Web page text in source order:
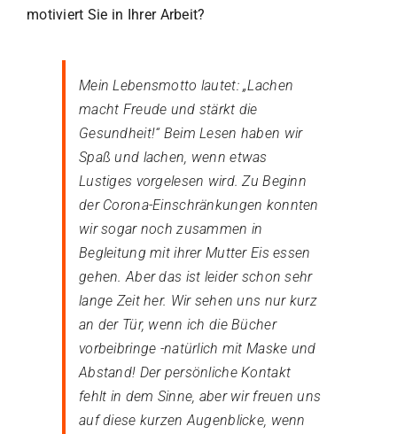
motiviert Sie in Ihrer Arbeit?
Mein Lebensmotto lautet: „Lachen
macht Freude und stärkt die
Gesundheit!“ Beim Lesen haben wir
Spaß und lachen, wenn etwas
Lustiges vorgelesen wird. Zu Beginn
der Corona-Einschränkungen konnten
wir sogar noch zusammen in
Begleitung mit ihrer Mutter Eis essen
gehen. Aber das ist leider schon sehr
lange Zeit her. Wir sehen uns nur kurz
an der Tür, wenn ich die Bücher
vorbeibringe -natürlich mit Maske und
Abstand! Der persönliche Kontakt
fehlt in dem Sinne, aber wir freuen uns
auf diese kurzen Augenblicke, wenn